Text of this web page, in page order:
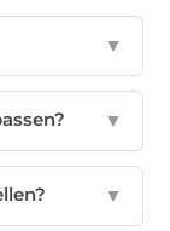
▼
▼
▼